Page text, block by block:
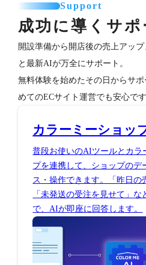
Support
成功に導くサポ
開設準備から開店後の売上アッ
と最新AIが万全にサポート。
無料体験を始めたその日からサ
めてのECサイト運営でも安心です
カラーミーショッ
普段お使いのAIツールとカラ
プを連携して、ショップのデ
ス・操作できます。「昨日の
「未発送の受注を見せて」な
で、AIが即座に回答します。